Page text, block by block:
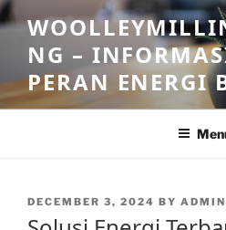
Skip
to
contentNG –
PERAN ENERGI
POSTED
DECEMBER 3, 2024 BY